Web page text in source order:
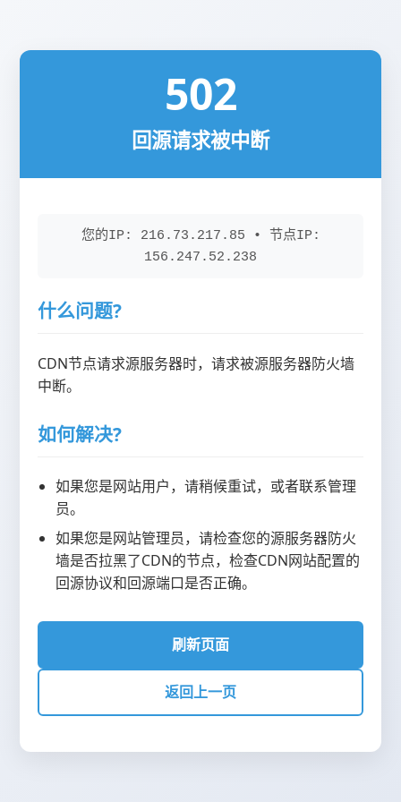
502
回源请求被中断
您的IP: 216.73.217.85 • 节点IP:
156.247.52.238
什么问题?
CDN节点请求源服务器时，请求被源服务器防火墙
中断。
如何解决?
如果您是网站用户，请稍候重试，或者联系管理
员。
如果您是网站管理员，请检查您的源服务器防火
墙是否拉黑了CDN的节点，检查CDN网站配置的
回源协议和回源端口是否正确。
刷新页面
返回上一页